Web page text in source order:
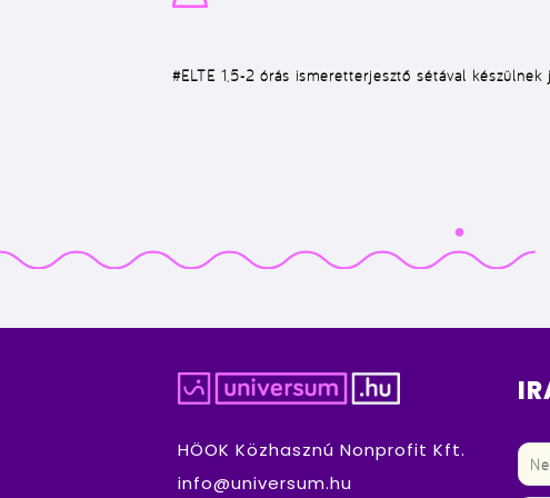
#ELTE 1,5-2 órás ismeretterjesztő sétával készülnek
HÖOK Közhasznú Nonprofit Kft.
info@universum.hu